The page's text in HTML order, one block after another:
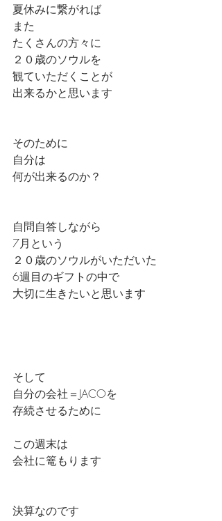
夏休みに繋がれば
また
たくさんの方々に
２０歳のソウルを
観ていただくことが
出来るかと思います
そのために
自分は
何が出来るのか？
自問自答しながら
7月という
２０歳のソウルがいただいた
6週目のギフトの中で
大切に生きたいと思います
そして
自分の会社＝JACOを
存続させるために
この週末は
会社に篭もります
決算なのです